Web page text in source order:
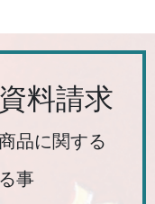
料請求
品に関する
事